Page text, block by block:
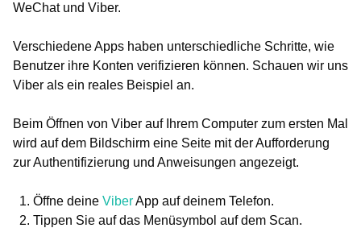
WeChat und Viber.
Verschiedene Apps haben unterschiedliche Schritte, wie
Benutzer ihre Konten verifizieren können. Schauen wir uns
Viber als ein reales Beispiel an.
Beim Öffnen von Viber auf Ihrem Computer zum ersten Mal
wird auf dem Bildschirm eine Seite mit der Aufforderung
zur Authentifizierung und Anweisungen angezeigt.
Öffne deine ViberApp auf deinem Telefon.
Tippen Sie auf das Menüsymbol auf dem Scan.